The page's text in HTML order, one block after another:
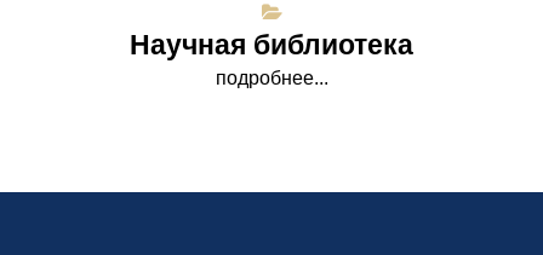
Научная библиотека
подробнее...